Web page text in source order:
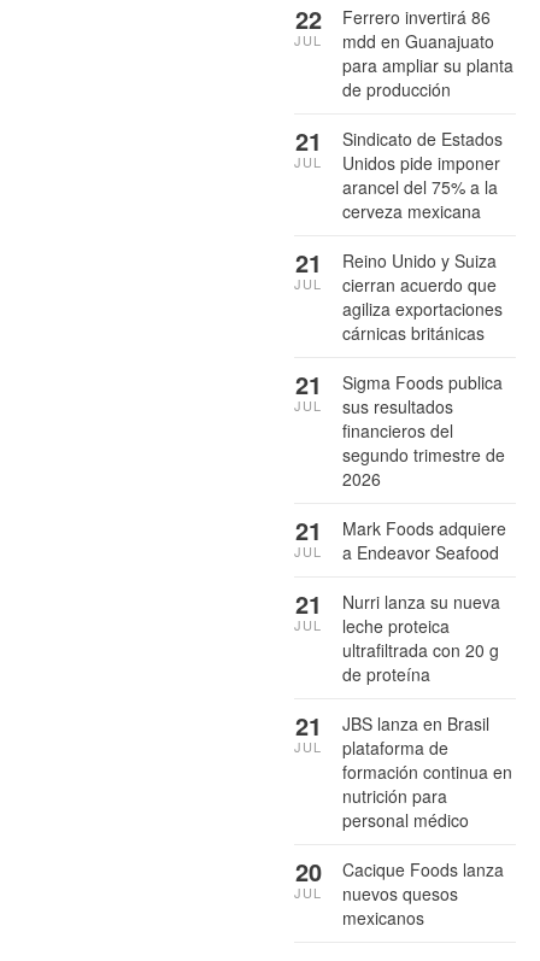
Ferrero invertirá 86
mdd en Guanajuato
para ampliar su planta
de producción
22
JUL
Sindicato de Estados
Unidos pide imponer
arancel del 75% a la
cerveza mexicana
21
JUL
Reino Unido y Suiza
cierran acuerdo que
agiliza exportaciones
cárnicas británicas
21
JUL
Sigma Foods publica
sus resultados
financieros del
segundo trimestre de
2026
21
JUL
Mark Foods adquiere
a Endeavor Seafood
21
JUL
Nurri lanza su nueva
leche proteica
ultrafiltrada con 20 g
de proteína
21
JUL
JBS lanza en Brasil
plataforma de
formación continua en
nutrición para
personal médico
21
JUL
Cacique Foods lanza
nuevos quesos
mexicanos
20
JUL